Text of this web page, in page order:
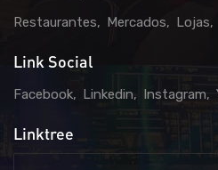
Restaurantes Mercados Lojas
Link Social
Facebook Linkedin Instagram
Linktree